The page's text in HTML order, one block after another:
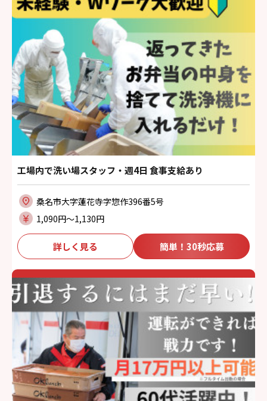
工場内で洗い場スタッフ・週4日 食事支給あり
桑名市大字蓮花寺字惣作396番5号
1,090円〜1,130円
詳しく見る 簡単！30秒応募